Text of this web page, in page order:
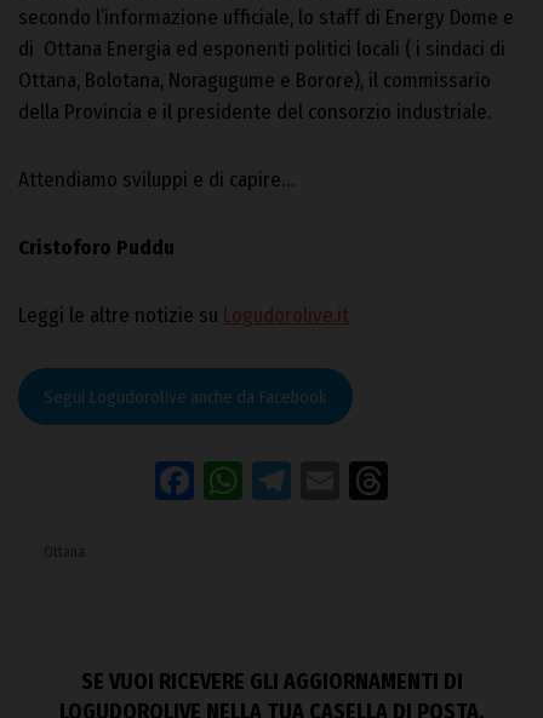
secondo l’informazione ufficiale, lo staff di Energy Dome e
di Ottana Energia ed esponenti politici locali ( i sindaci di
Ottana, Bolotana, Noragugume e Borore), il commissario
della Provincia e il presidente del consorzio industriale.
Attendiamo sviluppi e di capire…
Cristoforo Puddu
Leggi le altre notizie su Logudorolive.it
Segui Logudorolive anche da Facebook
Facebook
WhatsApp
Telegram
Email
Ottana
SE VUOI RICEVERE GLI AGGIORNAMENTI DI
LOGUDOROLIVE NELLA TUA CASELLA DI POSTA,